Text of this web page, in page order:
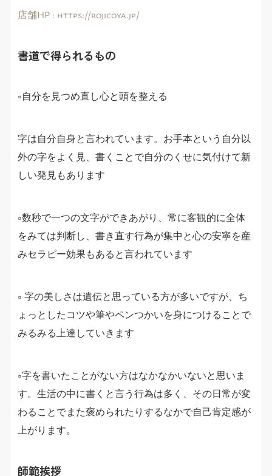
店舗HP : https://rojicoya.jp/
書道で得られるもの
□自分を見つめ直し心と頭を整える
字は自分自身と言われています。お手本という自分以
外の字をよく見、書くことで自分のくせに気付けて新
しい発見もあります
□数秒で一つの文字ができあがり、常に客観的に全体
をみては判断し、書き直す行為が集中と心の安寧を産
みセラピー効果もあると言われています
□ 字の美しさは遺伝と思っている方が多いですが、ち
ょっとしたコツや筆やペンつかいを身につけることで
みるみる上達していきます
□字を書いたことがない方はなかなかいないと思いま
す。生活の中に書くと言う行為は多く、その日常が変
わることでまた褒められたりするなかで自己肯定感が
上がります。
師範挨拶